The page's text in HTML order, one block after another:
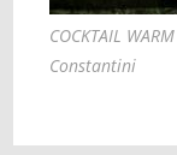
COCKTAIL
Constantini